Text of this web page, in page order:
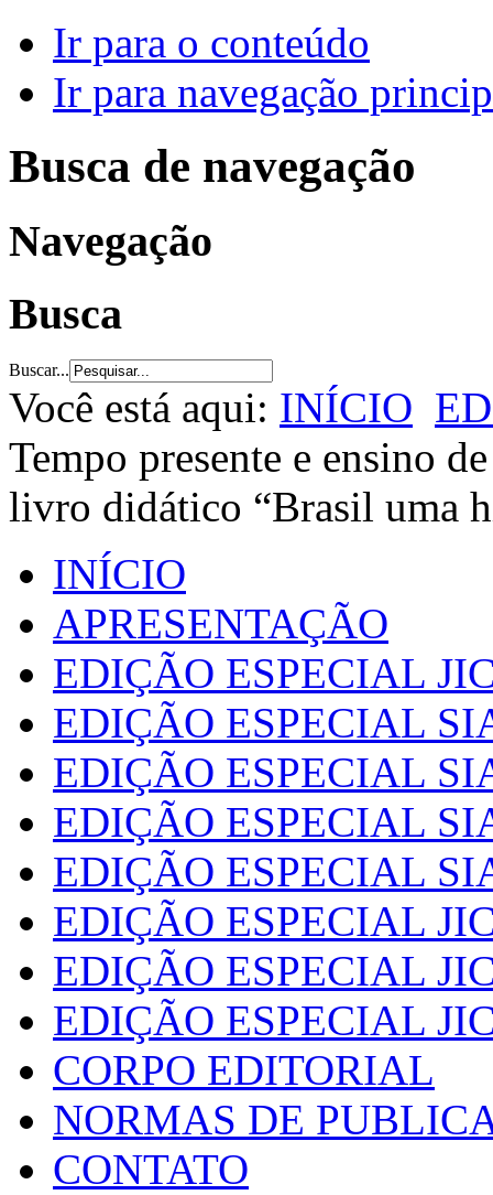
Ir para o conteúdo
Ir para navegação
Busca de navegação
Navegação
Busca
Buscar...
Você está aqui: INÍCIO
Tempo presente e ensino
livro didático “Brasil uma
INÍCIO
APRESENTAÇÃO
EDIÇÃO ESPECIAL
EDIÇÃO ESPECIAL
EDIÇÃO ESPECIAL
EDIÇÃO ESPECIAL
EDIÇÃO ESPECIAL
EDIÇÃO ESPECIAL
EDIÇÃO ESPECIAL
EDIÇÃO ESPECIAL
CORPO EDITORIAL
NORMAS DE
CONTATO